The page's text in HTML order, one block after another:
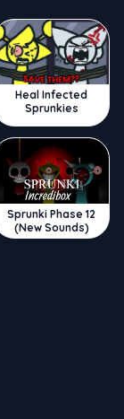
Heal Infected
Sprunkies
Sprunki Phase 12
(New Sounds)